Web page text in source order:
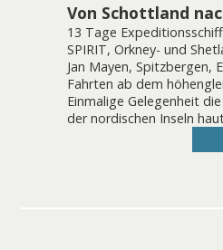
Von Schottland
13 Tage
SPIRIT, Orkney- und
Jan Mayen, Spitzbergen,
Fahrten ab dem
Einmalige Gelegenheit
der nordischen Inseln